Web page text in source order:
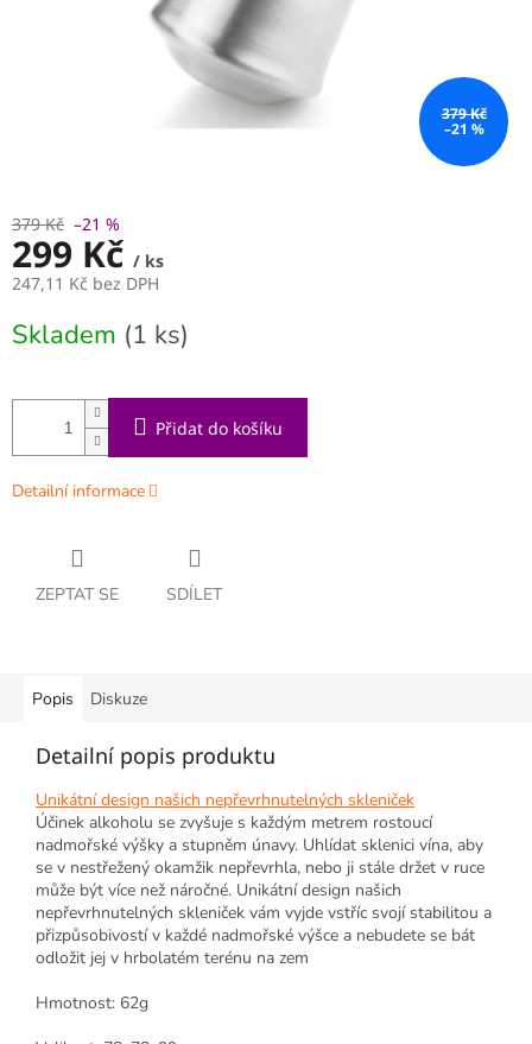
379 Kč
–21 %
379 Kč –21 %
299 Kč / ks
247,11 Kč bez DPH
cena:
Skladem (1 ks)
Přidat do košíku
Detailní informace
ZEPTAT SE SDÍLET
Popis Diskuze
Detailní popis produktu
Unikátní design našich nepřevrhnutelných skleniček
Účinek alkoholu se zvyšuje s každým metrem rostoucí
nadmořské výšky a stupněm únavy. Uhlídat sklenici vína, aby
se v nestřežený okamžik nepřevrhla, nebo ji stále držet v ruce
může být více než náročné. Unikátní design našich
nepřevrhnutelných skleniček vám vyjde vstříc svojí stabilitou a
přizpůsobivostí v každé nadmořské výšce a nebudete se bát
odložit jej v hrbolatém terénu na zem
Hmotnost: 62g